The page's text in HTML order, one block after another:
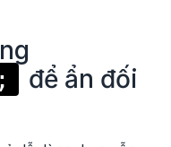
để ẩn đối